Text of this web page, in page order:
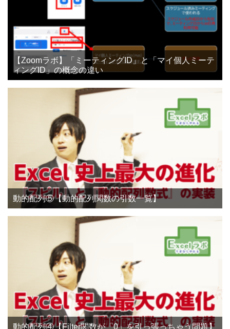
【Zoomラボ】「ミーティングID」と「マイ個人ミーテ
ィングID」の概念の違い
動的配列⑤【動的配列関数の引数一覧】
動的配列④【Filter関数が「0」を引っ張っちゃう問題】